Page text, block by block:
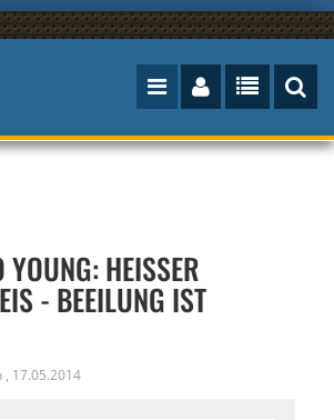
HEISSER S
- BEEILUNG IST A
, 17.05.2014